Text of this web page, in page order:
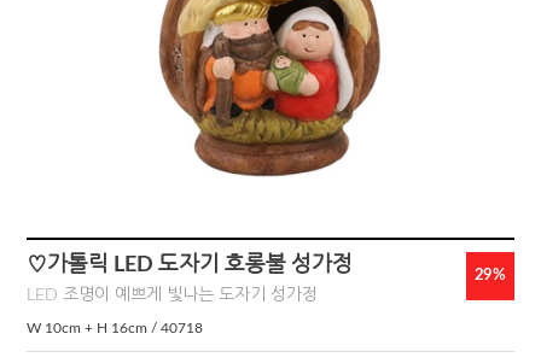
♡가톨릭 LED 도자기 호롱불 성가정
LED 조명이 예쁘게 빛나는 도자기 성가정
W 10cm + H 16cm / 40718
29%